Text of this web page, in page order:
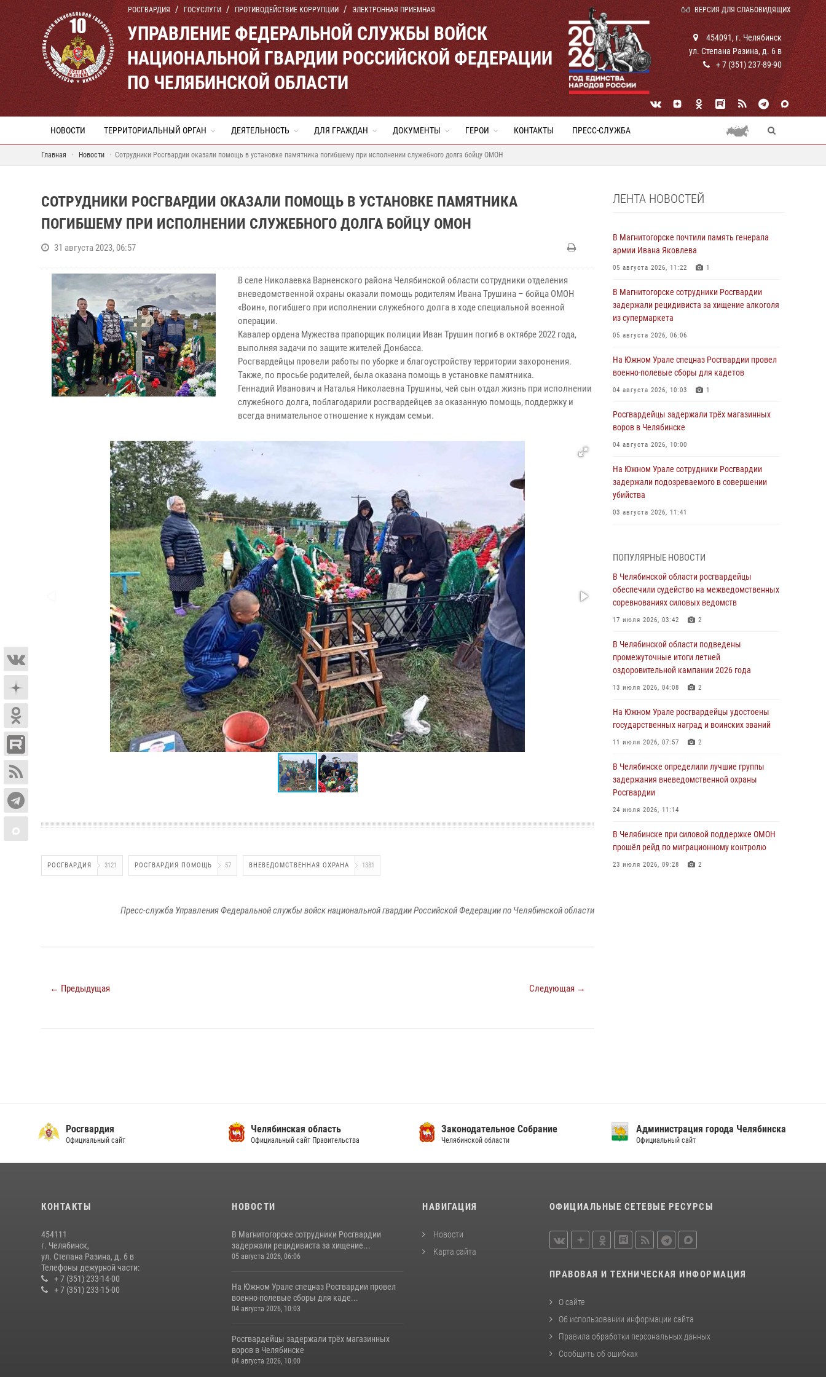
РОСГВАРДИЯ ГОСУСЛУГИ ПРОТИВОДЕЙСТВИЕ КОРРУПЦИИ ЭЛЕКТРОННАЯ ПРИЕМНАЯ ВЕРСИЯ ДЛЯ СЛАБОВИДЯЩИХ
УПРАВЛЕНИЕ ФЕДЕРАЛЬНОЙ СЛУЖБЫ ВОЙСК
НАЦИОНАЛЬНОЙ ГВАРДИИ РОССИЙСКОЙ ФЕДЕРАЦИИ
ПО ЧЕЛЯБИНСКОЙ ОБЛАСТИ
454091, г. Челябинск
ул. Степана Разина, д. 6 в
+ 7 (351) 237-89-90
НОВОСТИ ТЕРРИТОРИАЛЬНЫЙ ОРГАН ДЕЯТЕЛЬНОСТЬ ДЛЯ ГРАЖДАН ДОКУМЕНТЫ ГЕРОИ КОНТАКТЫ ПРЕСС-СЛУЖБА
Главная Новости Сотрудники Росгвардии оказали помощь в установке памятника погибшему при исполнении служебного долга бойцу ОМОН
СОТРУДНИКИ РОСГВАРДИИ ОКАЗАЛИ ПОМОЩЬ В УСТАНОВКЕ ПАМЯТНИКА
ПОГИБШЕМУ ПРИ ИСПОЛНЕНИИ СЛУЖЕБНОГО ДОЛГА БОЙЦУ ОМОН
31 августа 2023, 06:57
В селе Николаевка Варненского района Челябинской области сотрудники отделения
вневедомственной охраны оказали помощь родителям Ивана Трушина – бойца ОМОН
«Воин», погибшего при исполнении служебного долга в ходе специальной военной
операции.
Кавалер ордена Мужества прапорщик полиции Иван Трушин погиб в октябре 2022 года,
выполняя задачи по защите жителей Донбасса.
Росгвардейцы провели работы по уборке и благоустройству территории захоронения.
Также, по просьбе родителей, была оказана помощь в установке памятника.
Геннадий Иванович и Наталья Николаевна Трушины, чей сын отдал жизнь при исполнении
служебного долга, поблагодарили росгвардейцев за оказанную помощь, поддержку и
всегда внимательное отношение к нуждам семьи.
РОСГВАРДИЯ 3121 РОСГВАРДИЯ ПОМОЩЬ 57 ВНЕВЕДОМСТВЕННАЯ ОХРАНА 1381
Пресс-служба Управления Федеральной службы войск национальной гвардии Российской Федерации по Челябинской области
← Предыдущая Следующая →
ЛЕНТА НОВОСТЕЙ
В Магнитогорске почтили память генерала
армии Ивана Яковлева
05 августа 2026, 11:22 1
В Магнитогорске сотрудники Росгвардии
задержали рецидивиста за хищение алкоголя
из супермаркета
05 августа 2026, 06:06
На Южном Урале спецназ Росгвардии провел
военно-полевые сборы для кадетов
04 августа 2026, 10:03 1
Росгвардейцы задержали трёх магазинных
воров в Челябинске
04 августа 2026, 10:00
На Южном Урале сотрудники Росгвардии
задержали подозреваемого в совершении
убийства
03 августа 2026, 11:41
грабеже
03 августа 2026, 11:25
Росгвардейцы обеспечили безопасность
празднования Дня ВДВ на Южном Урале
Авиация Росгвардии совершила более 250
санитарных вылетов в Донецкой Народной
Республике
Росгвардия обеспечивает безопасность
граждан на южном направлении
В Уральском округе Росгвардии состоялось
заседание оперативного штаба
30 июля 2026, 10:53
ПОПУЛЯРНЫЕ НОВОСТИ
В Челябинской области росгвардейцы
обеспечили судейство на межведомственных
соревнованиях силовых ведомств
17 июля 2026, 03:42 2
В Челябинской области подведены
промежуточные итоги летней
оздоровительной кампании 2026 года
13 июля 2026, 04:08 2
На Южном Урале росгвардейцы удостоены
государственных наград и воинских званий
11 июля 2026, 07:57 2
В Челябинске определили лучшие группы
задержания вневедомственной охраны
Росгвардии
24 июля 2026, 11:14
В Челябинске при силовой поддержке ОМОН
прошёл рейд по миграционному контролю
23 июля 2026, 09:28 2
«Каникулы с Росгвардией»
15 июля 2026, 05:49
В Челябинской области росгвардейцы
Росгвардия
Официальный сайт
Челябинская область
Официальный сайт Правительства
Законодательное Собрание
Челябинской области
Администрация города Челябинска
Официальный сайт
КОНТАКТЫ
454111
г. Челябинск,
ул. Степана Разина, д. 6 в
Телефоны дежурной части:
+ 7 (351) 233-14-00
+ 7 (351) 233-15-00
НОВОСТИ
В Магнитогорске сотрудники Росгвардии
задержали рецидивиста за хищение...
05 августа 2026, 06:06
На Южном Урале спецназ Росгвардии провел
военно-полевые сборы для каде...
04 августа 2026, 10:03
Росгвардейцы задержали трёх магазинных
воров в Челябинске
04 августа 2026, 10:00
НАВИГАЦИЯ
Новости
Карта сайта
ОФИЦИАЛЬНЫЕ СЕТЕВЫЕ РЕСУРСЫ
ПРАВОВАЯ И ТЕХНИЧЕСКАЯ ИНФОРМАЦИЯ
О сайте
Об использовании информации сайта
Правила обработки персональных данных
Сообщить об ошибках